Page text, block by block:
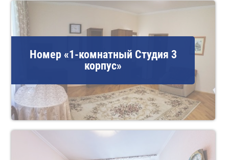
Номер «1-комнатный Студия 3
корпус»